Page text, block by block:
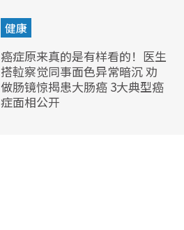
健康
癌症原来真的是有样看的！医生
搭𨋢察觉同事面色异常暗沉 劝
做肠镜惊揭患大肠癌 3大典型癌
症面相公开